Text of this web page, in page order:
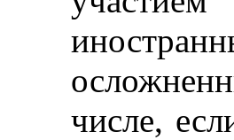
числе,